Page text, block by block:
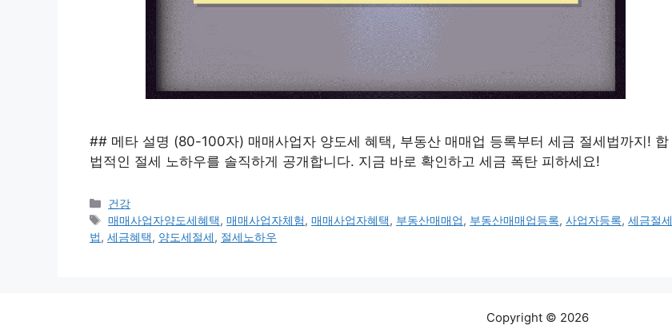
## 메타 설명 (80-100자) 매매사업자 양도세 혜택, 부동산 매매업 등록부터 세금 절세법까지! 합
법적인 절세 노하우를 솔직하게 공개합니다. 지금 바로 확인하고 세금 폭탄 피하세요!
카
테
고
건강
태
그
매매사업자양도세혜택,매매사업자체험,매매사업자혜택, 부동산매매업, 부동산매매업등록,사업자등록,세금절세
법, 세금혜택, 양도세절세, 절세노하우
Copyright © 2026